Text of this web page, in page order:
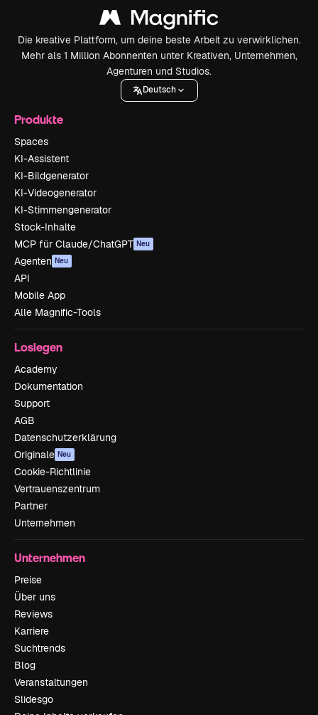
Die kreative Plattform, um deine beste Arbeit zu verwirklichen.
Mehr als 1 Million Abonnenten unter Kreativen, Unternehmen,
Agenturen und Studios.
Deutsch
Produkte
Spaces
KI-Assistent
KI-Bildgenerator
KI-Videogenerator
KI-Stimmengenerator
Stock-Inhalte
MCP für Claude/ChatGPT Neu
Agenten Neu
API
Mobile App
Alle Magnific-Tools
Loslegen
Academy
Dokumentation
Support
AGB
Datenschutzerklärung
Originale Neu
Cookie-Richtlinie
Vertrauenszentrum
Partner
Unternehmen
Unternehmen
Preise
Über uns
Reviews
Karriere
Suchtrends
Blog
Veranstaltungen
Slidesgo